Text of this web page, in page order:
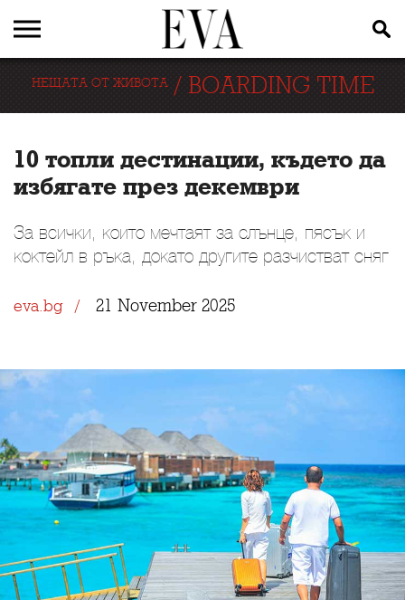
НЕЩАТА ОТ ЖИВОТА/ BOARDING TIME
10 топли дестинации, където да
избягате през декември
За всички, които мечтаят за слънце, пясък и
коктейл в ръка, докато другите разчистват сняг
eva.bg 21 November 2025